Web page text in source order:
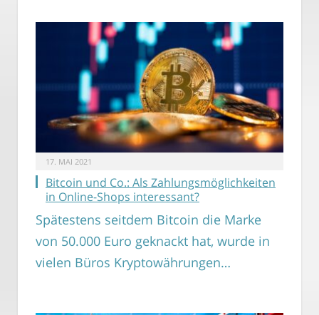
17. MAI 2021
Bitcoin und Co.: Als Zahlungsmöglichkeiten
in Online-Shops interessant?
Spätestens seitdem Bitcoin die Marke
von 50.000 Euro geknackt hat, wurde in
vielen Büros Kryptowährungen…